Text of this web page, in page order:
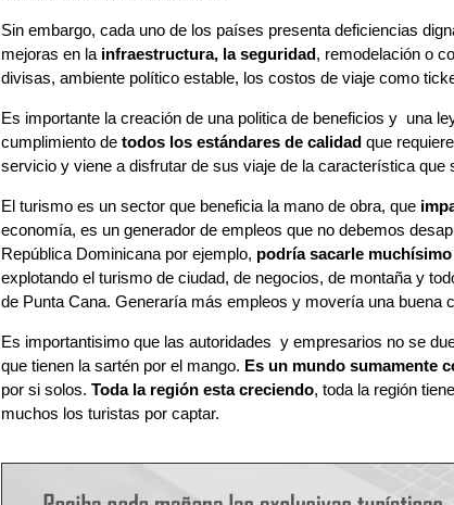
Sin embargo, cada uno de los países presenta deficiencias
mejoras en la infraestructura, la seguridad, remodelación o
divisas, ambiente político estable, los costos de viaje como
Es importante la creación de una politica de beneficios y una
cumplimiento de todos los estándares de calidadque
servicio y viene a disfrutar de sus viaje de la característica que
El turismo es un sector que beneficia la mano de obra, que
economía, es un generador de empleos que no debemos
República Dominicana por ejemplo, podría sacarle
explotando el turismo de ciudad, de negocios, de montaña y
de Punta Cana. Generaría más empleos y movería una buena
Es importantisimo que las autoridades y empresarios no se
que tienen la sartén por el mango. Es un mundo sumamente
por si solos. Toda la región esta creciendo, toda la región
muchos los turistas por captar.